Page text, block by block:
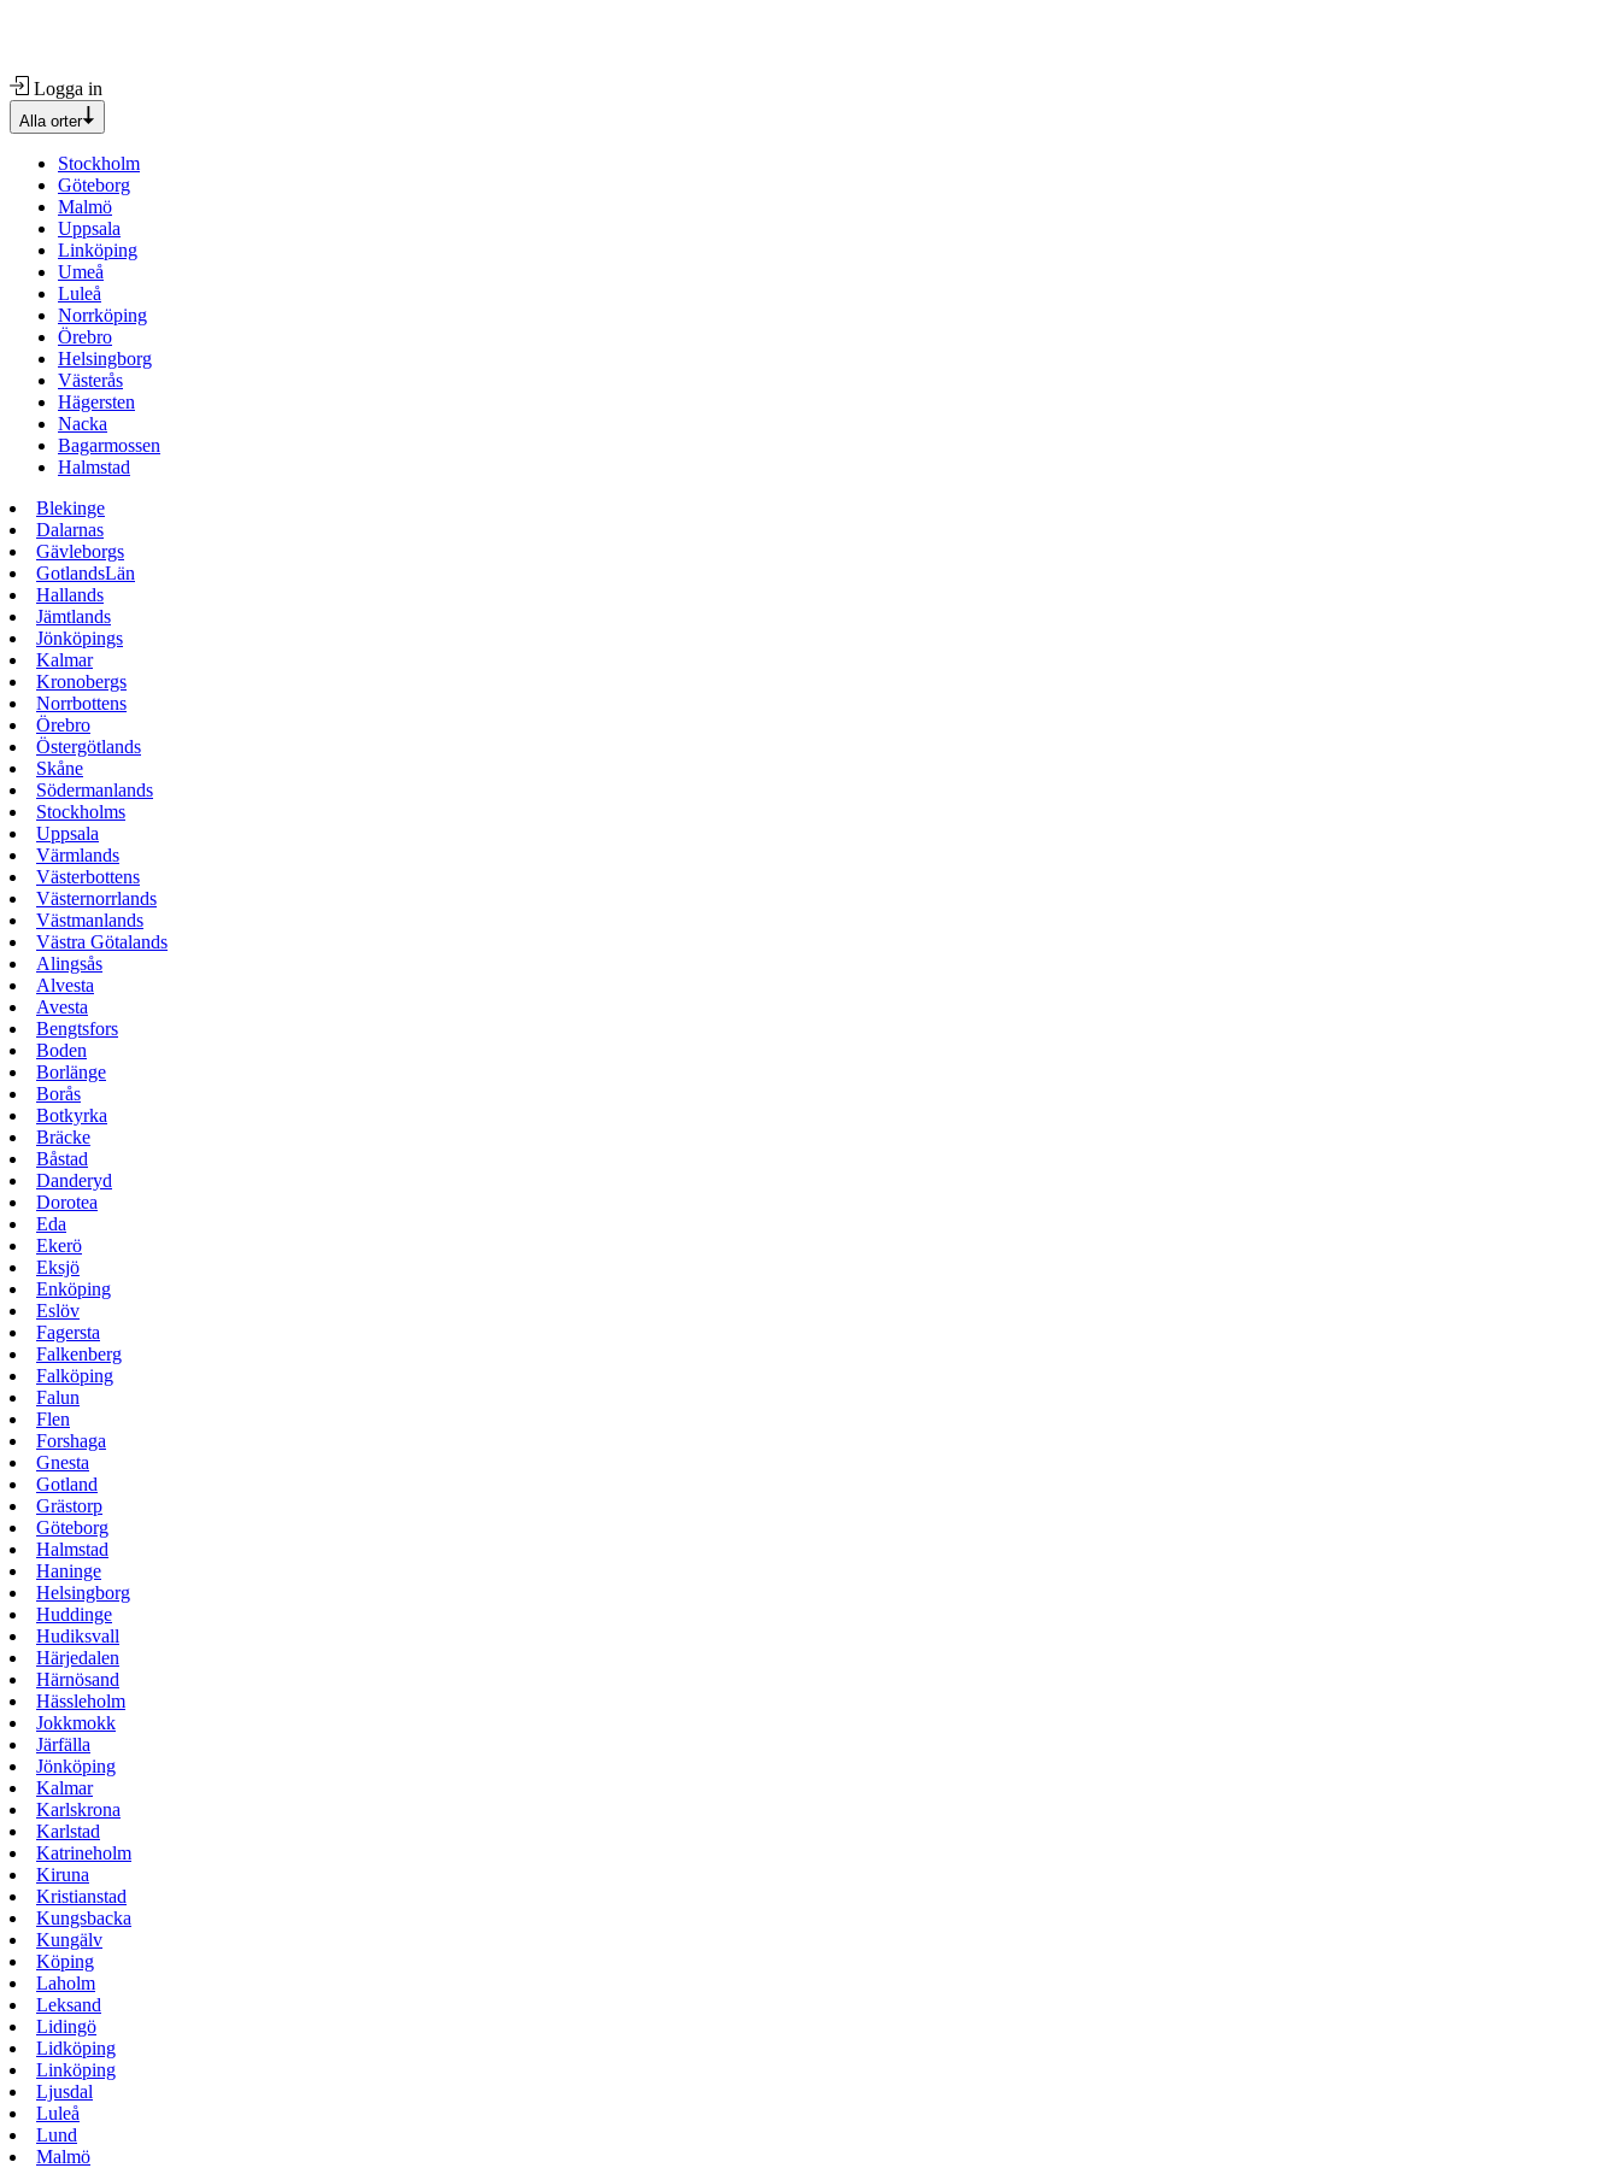
Logga in
Alla orter
Stockholm
Göteborg
Malmö
Uppsala
Linköping
Umeå
Luleå
Norrköping
Örebro
Helsingborg
Västerås
Hägersten
Nacka
Bagarmossen
Halmstad
Blekinge
Dalarnas
Gävleborgs
GotlandsLän
Hallands
Jämtlands
Jönköpings
Kalmar
Kronobergs
Norrbottens
Örebro
Östergötlands
Skåne
Södermanlands
Stockholms
Uppsala
Värmlands
Västerbottens
Västernorrlands
Västmanlands
Västra Götalands
Alingsås
Alvesta
Avesta
Bengtsfors
Boden
Borlänge
Borås
Botkyrka
Bräcke
Båstad
Danderyd
Dorotea
Eda
Ekerö
Eksjö
Enköping
Eslöv
Fagersta
Falkenberg
Falköping
Falun
Flen
Forshaga
Gnesta
Gotland
Grästorp
Göteborg
Halmstad
Haninge
Helsingborg
Huddinge
Hudiksvall
Härjedalen
Härnösand
Hässleholm
Jokkmokk
Järfälla
Jönköping
Kalmar
Karlskrona
Karlstad
Katrineholm
Kiruna
Kristianstad
Kungsbacka
Kungälv
Köping
Laholm
Leksand
Lidingö
Lidköping
Linköping
Ljusdal
Luleå
Lund
Malmö